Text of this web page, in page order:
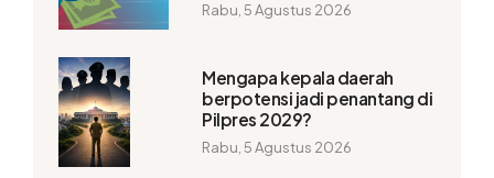
Rabu, 5 Agustus 2026
Mengapa kepala daerah
berpotensi jadi penantang di
Pilpres 2029?
Rabu, 5 Agustus 2026